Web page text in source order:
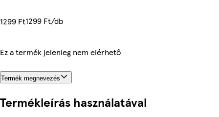
1299 Ft1299 Ft/db
Ez a termék jelenleg nem elérhető
Termék megnevezés
Termékleírás használatával